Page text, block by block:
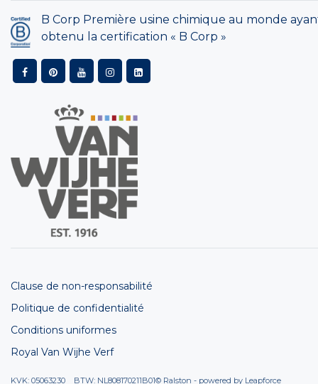
B Corp Première usine chimique au monde
obtenu la certification « B Corp »
Clause de non-responsabilité
Politique de confidentialité
Conditions uniformes
Royal Van Wijhe Verf
KVK: 05063230 BTW: NL808170211B01© Ralston - powered by Leapforce